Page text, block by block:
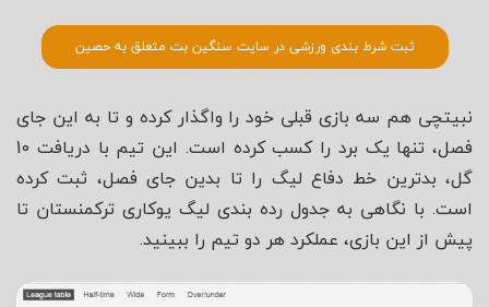
ثبت شرط بندی ورزشی در سایت سنگین بت متعلق به حصین
نبیتچی هم سه بازی قبلی خود را واگذار کرده و تا به این جای
فصل، تنها یک برد را کسب کرده است. این تیم با دریافت 10
گل، بدترین خط دفاع لیگ را تا بدین جای فصل، ثبت کرده
است. با نگاهی به جدول رده بندی لیگ یوکاری ترکمنستان تا
پیش از این بازی، عملکرد هر دو تیم را ببینید.